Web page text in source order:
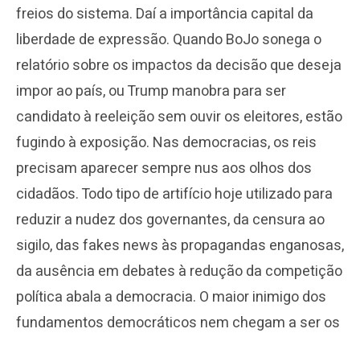
freios do sistema. Daí a importância capital da
liberdade de expressão. Quando BoJo sonega o
relatório sobre os impactos da decisão que deseja
impor ao país, ou Trump manobra para ser
candidato à reeleição sem ouvir os eleitores, estão
fugindo à exposição. Nas democracias, os reis
precisam aparecer sempre nus aos olhos dos
cidadãos. Todo tipo de artifício hoje utilizado para
reduzir a nudez dos governantes, da censura ao
sigilo, das fakes news às propagandas enganosas,
da ausência em debates à redução da competição
política abala a democracia. O maior inimigo dos
fundamentos democráticos nem chegam a ser os